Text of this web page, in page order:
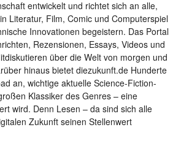
entwickelt und richtet sich an alle,
Literatur, Film, Comic und Computerspiel
Innovationen begeistern. Das Portal
Rezensionen, Essays, Videos und
über die Welt von morgen und
hinaus bietet diezukunft.de Hunderte
an, wichtige aktuelle Science-Fiction-
Klassiker des Genres – eine
wird. Denn Lesen – da sind sich alle
Zukunft seinen Stellenwert